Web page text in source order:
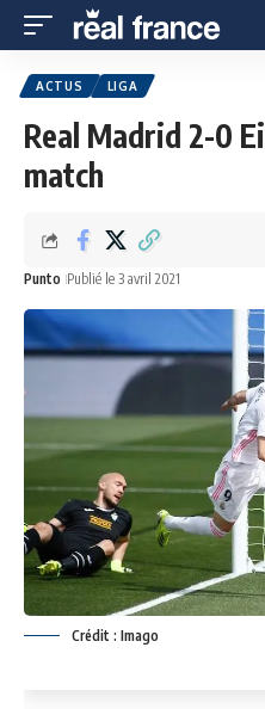
ACTUS LIGA
Real Madrid 2-0
match
Punto Publié le 3 avril 2021
Crédit : Imago